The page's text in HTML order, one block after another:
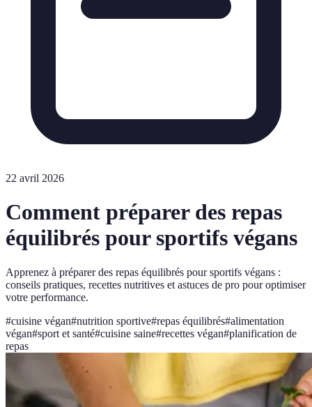
22 avril 2026
Comment préparer des repas
équilibrés pour sportifs végans
Apprenez à préparer des repas équilibrés pour sportifs végans :
conseils pratiques, recettes nutritives et astuces de pro pour optimiser
votre performance.
#cuisine végan#nutrition sportive#repas équilibrés#alimentation
végan#sport et santé#cuisine saine#recettes végan#planification de
repas